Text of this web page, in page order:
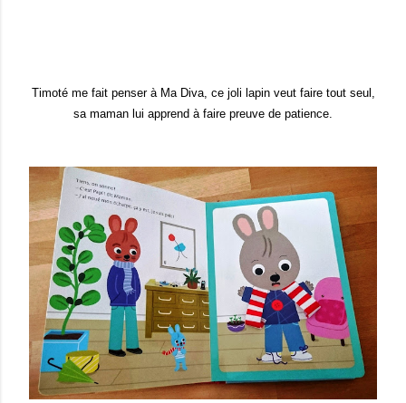
Timoté me fait penser à Ma Diva, ce joli lapin veut faire tout seul,
sa maman lui apprend à faire preuve de patience.